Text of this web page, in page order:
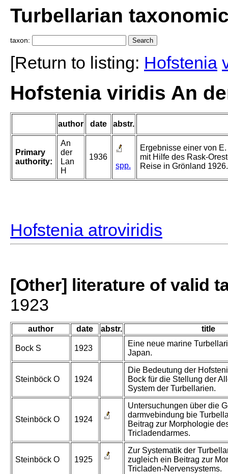
Turbellarian
taxon:
[Return to listing: Hofstenia
Hofstenia viridis An
author date abstr.
Primary
authority:
An
der
Lan
H
1936
spp.
Ergebnisse einer von
mit Hilfe des Rask-
Reise in Grönland
Hofstenia atroviridis
[Other] literature of valid
1923
author date abstr. title
Bock S 1923
Eine neue marine
Japan.
Steinböck O 1924
Die Bedeutung der
Bock für die Stellung der
System der Turbellarien.
Steinböck O 1924
Untersuchungen über die
darmvebindung bie
Beitrag zur Morphologie
Tricladendarmes.
Steinböck O 1925
Zur Systematik der
zugleich ein Beitrag zur
Tricladen-Nervensystems.